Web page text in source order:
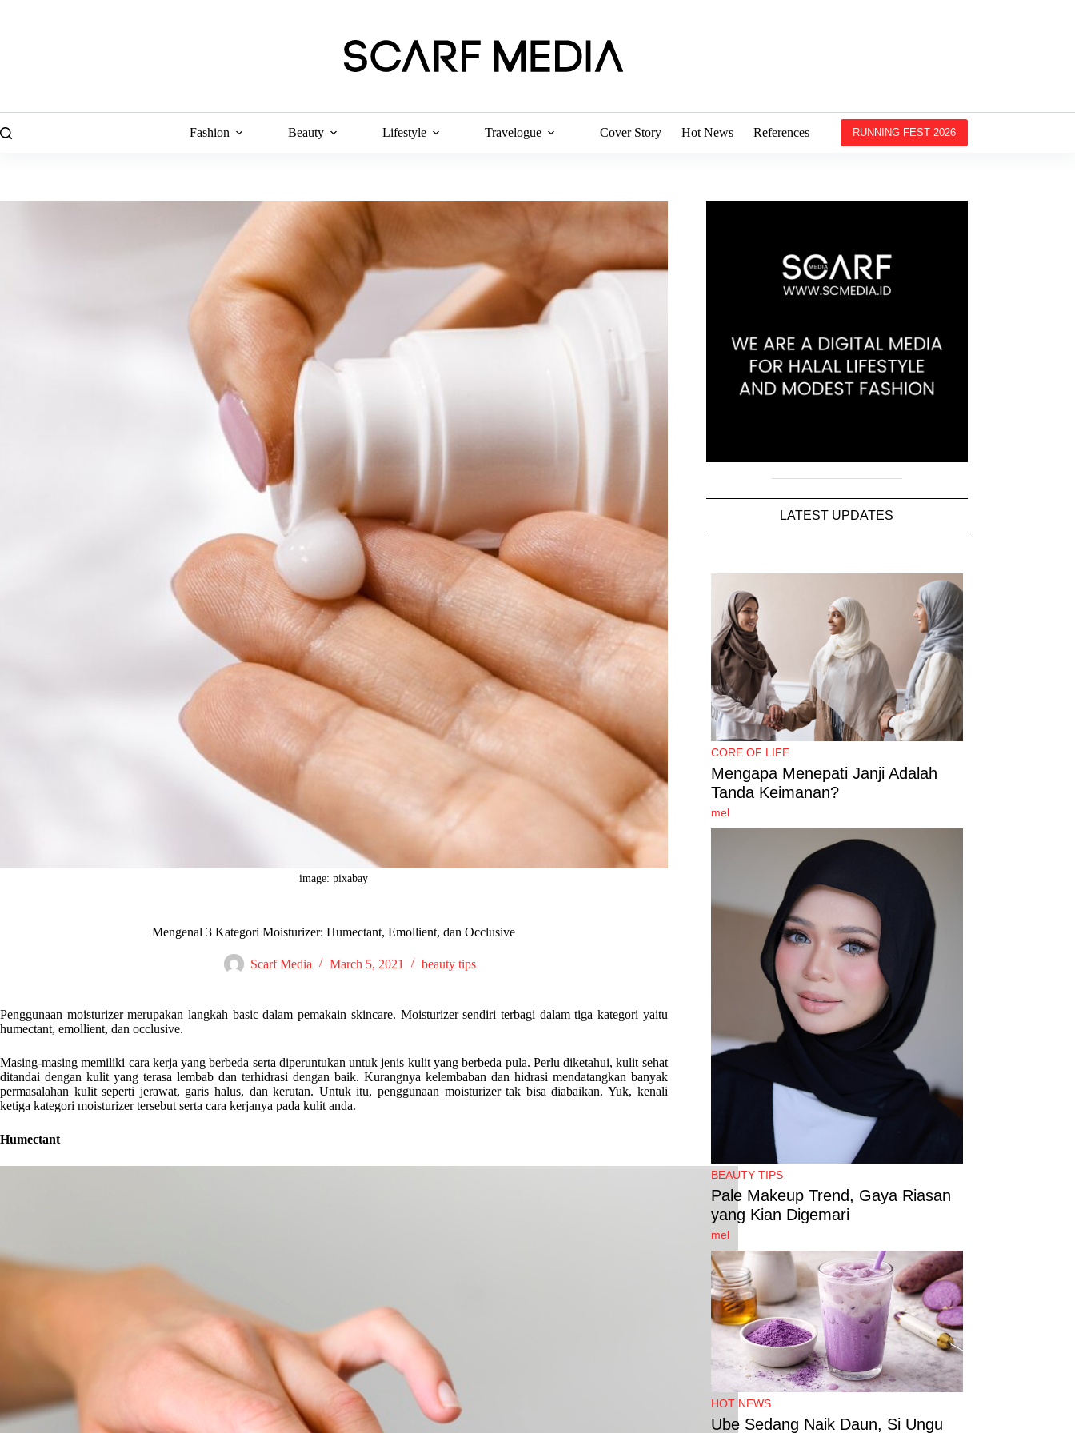
Fashion Beauty Lifestyle Travelogue Cover Story Hot News References RUNNING FEST 2026
image: pixabay
Mengenal 3 Kategori Moisturizer: Humectant, Emollient, dan Occlusive
Scarf Media March 5, 2021 beauty tips
Penggunaan moisturizer merupakan langkah basic dalam pemakain skincare. Moisturizer sendiri terbagi dalam tiga kategori yaitu
humectant, emollient, dan occlusive.
Masing-masing memiliki cara kerja yang berbeda serta diperuntukan untuk jenis kulit yang berbeda pula. Perlu diketahui, kulit sehat
ditandai dengan kulit yang terasa lembab dan terhidrasi dengan baik. Kurangnya kelembaban dan hidrasi mendatangkan banyak
permasalahan kulit seperti jerawat, garis halus, dan kerutan. Untuk itu, penggunaan moisturizer tak bisa diabaikan. Yuk, kenali
ketiga kategori moisturizer tersebut serta cara kerjanya pada kulit anda.
Humectant
LATEST UPDATES
CORE OF LIFE
Mengapa Menepati Janji Adalah
Tanda Keimanan?
mel
BEAUTY TIPS
Pale Makeup Trend, Gaya Riasan
yang Kian Digemari
mel
HOT NEWS
Ube Sedang Naik Daun, Si Ungu